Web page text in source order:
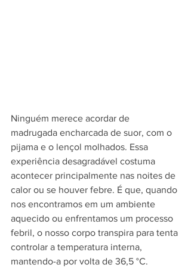
Ninguém merece acordar de
madrugada encharcada de suor, com o
pijama e o lençol molhados. Essa
experiência desagradável costuma
acontecer principalmente nas noites de
calor ou se houver febre. É que, quando
nos encontramos em um ambiente
aquecido ou enfrentamos um processo
febril, o nosso corpo transpira para tenta
controlar a temperatura interna,
mantendo-a por volta de 36,5 °C.